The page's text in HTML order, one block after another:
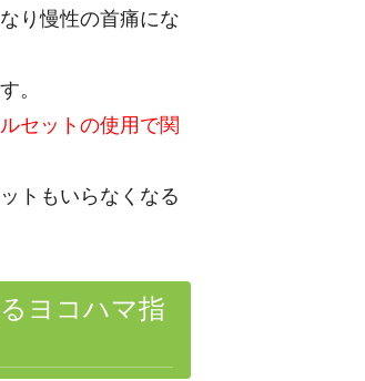
り慢性の首痛にな
。
セットの使用で関
トもいらなくなる
ヨコハマ指